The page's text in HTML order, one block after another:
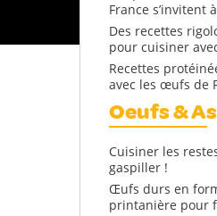
France s’invitent
Des recettes
pour cuisiner
Recettes
avec les œufs de
Oeufs &
Cuisiner les
gaspiller !
Œufs durs en
printanière pour